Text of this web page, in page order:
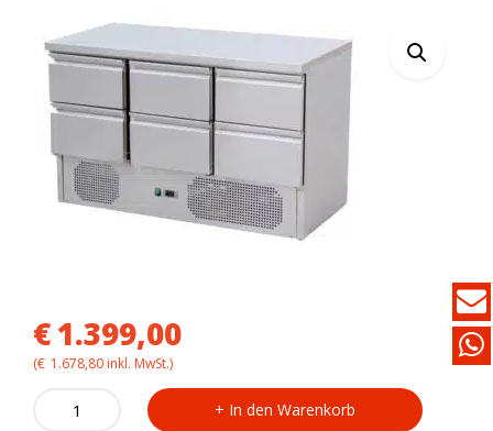
€1.399,00
(€ 1.678,80 inkl. MwSt.)
GSTHS903-
In den Warenkorb